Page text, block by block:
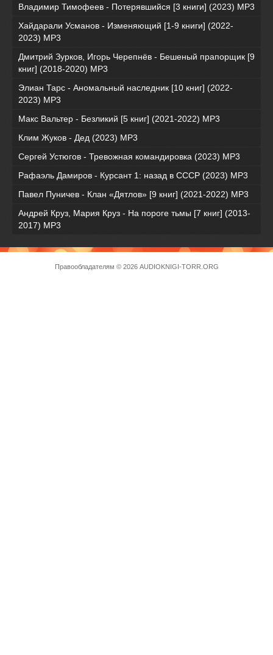
Владимир Тимофеев - Потерявшийся [3 книги] (2023) МР3
Хайдарали Усманов - Изменяющий [1-9 книги] (2022-
2023) МР3
Дмитрий Зурков, Игорь Черепнёв - Бешеный прапорщик [9
книг] (2018-2020) МР3
Элиан Тарс - Аномальный наследник [10 книг] (2022-
2023) MP3
Макс Вальтер - Безликий [5 книг] (2021-2022) МР3
Клим Жуков - Дед (2023) MP3
Сергей Устюгов - Тревожная командировка (2023) МР3
Рафаэль Дамиров - Курсант 1: назад в СССР (2023) МР3
Павел Пуничев - Клан «Дятлов» [9 книг] (2021-2022) MP3
Андрей Круз, Мария Круз - На пороге тьмы [7 книг] (2013-
2017) МР3
Правообладателям © 2026 AUDIOKNIGI-TORR.ORG